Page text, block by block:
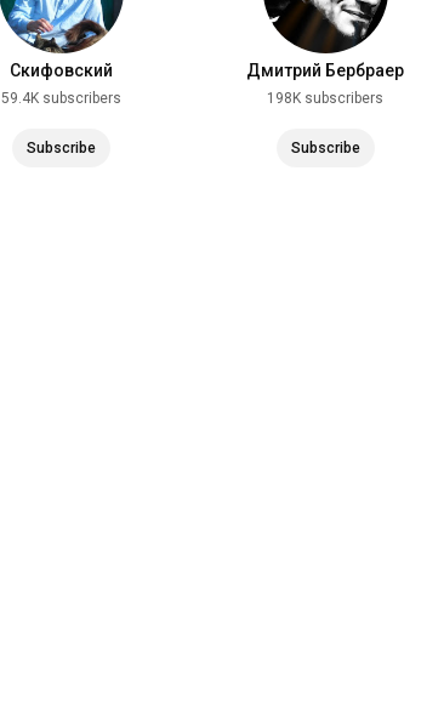
Скифовский
59.4K subscribers
Subscribe
Дмитрий Бербраер
198K subscribers
Subscribe